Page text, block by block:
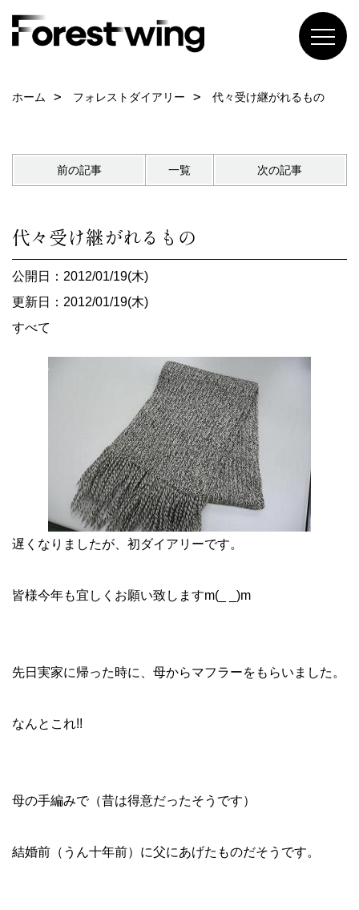
ホーム フォレストダイアリー 代々受け継がれるもの
前の記事 一覧 次の記事
代々受け継がれるもの
公開日：2012/01/19(木)
更新日：2012/01/19(木)
すべて
遅くなりましたが、初ダイアリーです。
皆様今年も宜しくお願い致しますm(_ _)m
先日実家に帰った時に、母からマフラーをもらいました。
なんとこれ!!
母の手編みで（昔は得意だったそうです）
結婚前（うん十年前）に父にあげたものだそうです。